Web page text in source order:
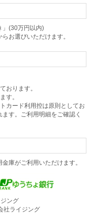
」(30万円以内)
お選びいただけます。
おります。
す。
カード利用控は原則としてお
す。ご利用明細をご確認く
庫がご利用いただけます。
ング
社ライジング